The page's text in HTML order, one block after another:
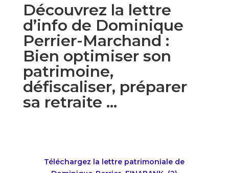
Découvrez la lettre
d’info de Dominique
Perrier-Marchand :
Bien optimiser son
patrimoine,
défiscaliser, préparer
sa retraite …
Téléchargez la lettre patrimoniale de